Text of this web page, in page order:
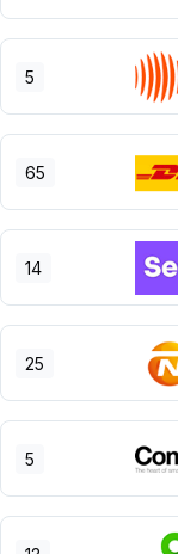
5
65
14
25
5